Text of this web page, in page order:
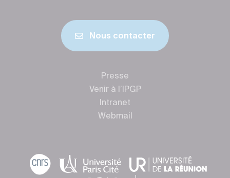
Nous contacter
Presse
Venir à l’IPGP
Intranet
Webmail